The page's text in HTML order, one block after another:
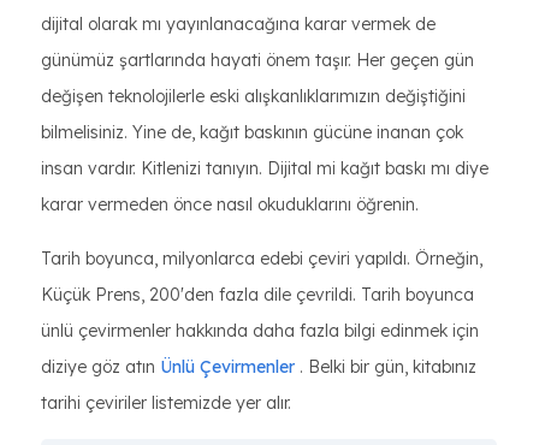
dijital olarak mı yayınlanacağına karar vermek de
günümüz şartlarında hayati önem taşır. Her geçen gün
değişen teknolojilerle eski alışkanlıklarımızın değiştiğini
bilmelisiniz. Yine de, kağıt baskının gücüne inanan çok
insan vardır. Kitlenizi tanıyın. Dijital mi kağıt baskı mı diye
karar vermeden önce nasıl okuduklarını öğrenin.
Tarih boyunca, milyonlarca edebi çeviri yapıldı. Örneğin,
Küçük Prens, 200'den fazla dile çevrildi. Tarih boyunca
ünlü çevirmenler hakkında daha fazla bilgi edinmek için
diziye göz atın Ünlü Çevirmenler . Belki bir gün, kitabınız
tarihi çeviriler listemizde yer alır.